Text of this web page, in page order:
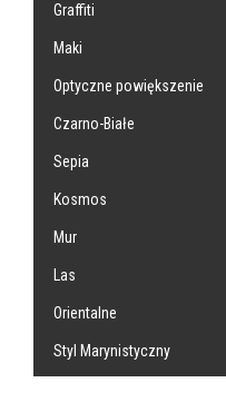
Graffiti
Maki
Optyczne powiększenie
Czarno-Białe
Sepia
Kosmos
Mur
Las
Orientalne
Styl Marynistyczny